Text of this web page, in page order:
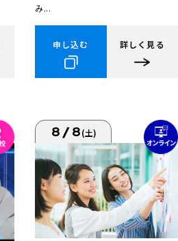
み...
申し込む 詳しく見る
8/8(土)